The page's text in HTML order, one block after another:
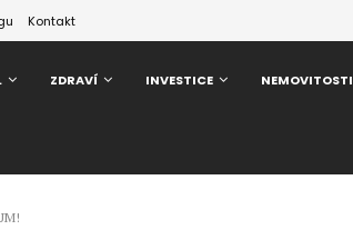
Kontakt
ZDRAVÍ INVESTICE NEMOVITOSTI